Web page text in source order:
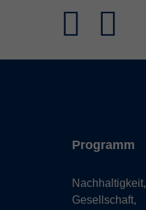
Programm
Nachhaltigkeit,
Gesellschaft,